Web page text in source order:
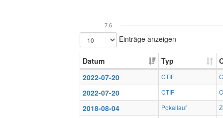
7.6
Einträge anzeigen
Datum Typ
2022-07-20
CTIF
2022-07-20 CTIF
2018-08-04 Pokallauf